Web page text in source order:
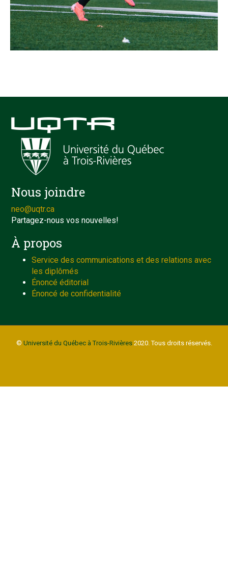
Nous joindre
neo@uqtr.ca
Partagez-nous vos nouvelles!
À propos
Service des communications et des relations avec
les diplômés
Énoncé éditorial
Énoncé de confidentialité
© Université du Québec à Trois-Rivières2020. Tous droits réservés.